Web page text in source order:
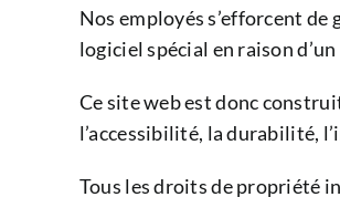
Nos employés s’efforcent
logiciel spécial en raison
Ce site web est donc
l’accessibilité, la durabilité,
Tous les droits de propriété